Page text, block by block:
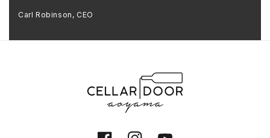
Carl Robinson, CEO